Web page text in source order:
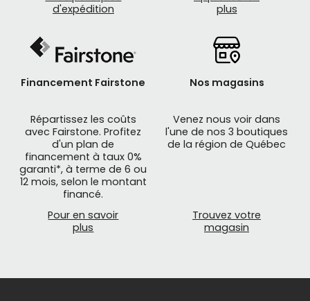
d'expédition
plus
Financement Fairstone
Répartissez les coûts
avec Fairstone. Profitez
d'un plan de
financement à taux 0%
garanti*, à terme de 6 ou
12 mois, selon le montant
financé.
Pour en savoir
plus
Nos magasins
Venez nous voir dans
l'une de nos 3 boutiques
de la région de Québec
Trouvez votre
magasin